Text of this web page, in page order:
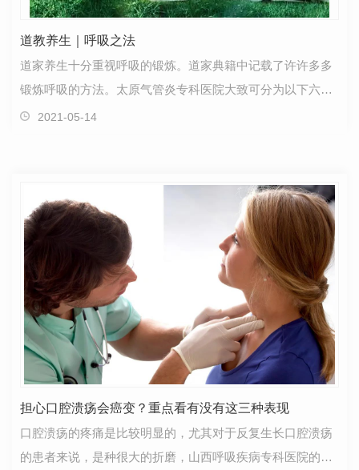
道教养生｜呼吸之法
道家养生十分重视呼吸的锻炼。道家典籍中记载了许许多多
锻炼呼吸的方法。太原气管炎专科医院大致可分为以下六
类：一、强调呼气类特点是在呼吸运动中侧重呼气，呼气…
2021-05-14
担心口腔溃疡会癌变？重点看有没有这三种表现
口腔溃疡的疼痛是比较明显的，尤其对于反复生长口腔溃疡
的患者来说，是种很大的折磨，山西呼吸疾病专科医院的临